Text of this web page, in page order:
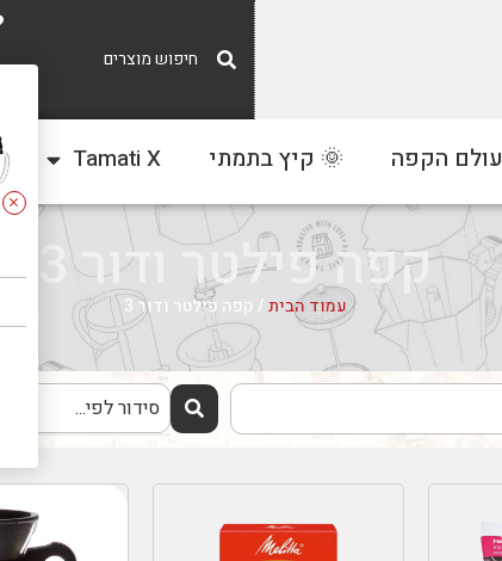
ברכישה מעל 300 ₪ הקפה 🌞 קיץ בתמתי Tamati X
קפה פילטר ודור 3
עמוד הבית/ קפה פילטר ודור 3